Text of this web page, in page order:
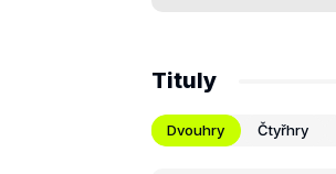
Tituly
Dvouhry Čtyřhry